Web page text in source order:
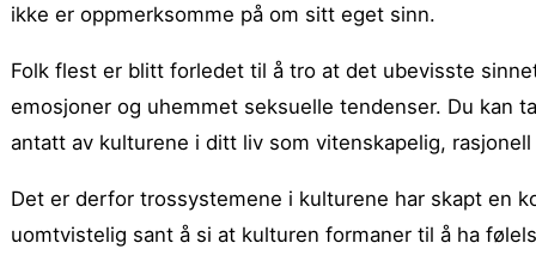
ikke er oppmerksomme på om sitt eget sinn.
Folk flest er blitt forledet til å tro at det ubevisste
emosjoner og uhemmet seksuelle tendenser. Du kan
antatt av kulturene i ditt liv som vitenskapelig,
Det er derfor trossystemene i kulturene har skapt en
uomtvistelig sant å si at kulturen formaner til å ha